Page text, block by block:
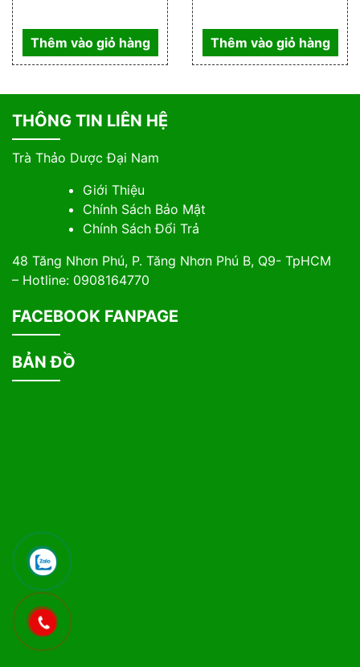
Thêm vào giỏ hàng Thêm vào giỏ hàng
THÔNG TIN LIÊN HỆ
Trà Thảo Dược Đại Nam
Giới Thiệu
Chính Sách Bảo Mật
Chính Sách Đổi Trả
48 Tăng Nhơn Phú, P. Tăng Nhơn Phú B, Q9- TpHCM
– Hotline: 0908164770
FACEBOOK FANPAGE
BẢN ĐỒ